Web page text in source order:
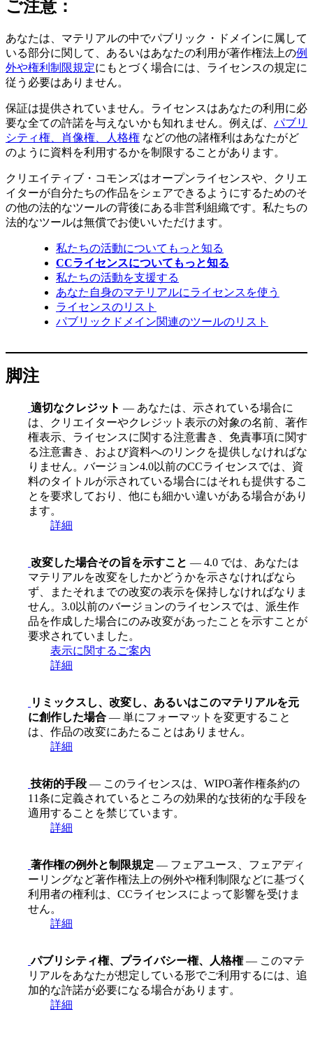
ご注意：
あなたは、マテリアルの中でパブリック・ドメインに属して
いる部分に関して、あるいはあなたの利用が著作権法上の例
外や権利制限規定にもとづく場合には、ライセンスの規定に
従う必要はありません。
保証は提供されていません。ライセンスはあなたの利用に必
要な全ての許諾を与えないかも知れません。例えば、 パブリ
シティ権、肖像権、人格権 などの他の諸権利はあなたがど
のように資料を利用するかを制限することがあります。
クリエイティブ・コモンズはオープンライセンスや、クリエ
イターが自分たちの作品をシェアできるようにするためのそ
の他の法的なツールの背後にある非営利組織です。私たちの
法的なツールは無償でお使いいただけます。
私たちの活動についてもっと知る
CCライセンスについてもっと知る
私たちの活動を支援する
あなた自身のマテリアルにライセンスを使う
ライセンスのリスト
パブリックドメイン関連のツールのリスト
脚注
適切なクレジット — あなたは、示されている場合に
は、クリエイターやクレジット表示の対象の名前、著作
権表示、ライセンスに関する注意書き、免責事項に関す
る注意書き、および資料へのリンクを提供しなければな
りません。バージョン4.0以前のCCライセンスでは、資
料のタイトルが示されている場合にはそれも提供するこ
とを要求しており、他にも細かい違いがある場合があり
ます。
詳細
改変した場合その旨を示すこと — 4.0 では、あなたは
マテリアルを改変をしたかどうかを示さなければなら
ず、またそれまでの改変の表示を保持しなければなりま
せん。3.0以前のバージョンのライセンスでは、派生作
品を作成した場合にのみ改変があったことを示すことが
要求されていました。
表示に関するご案内
詳細
リミックスし、改変し、あるいはこのマテリアルを元
に創作した場合 — 単にフォーマットを変更すること
は、作品の改変にあたることはありません。
詳細
技術的手段 — このライセンスは、WIPO著作権条約の
11条に定義されているところの効果的な技術的な手段を
適用することを禁じています。
詳細
著作権の例外と制限規定 — フェアユース、フェアディ
ーリングなど著作権法上の例外や権利制限などに基づく
利用者の権利は、CCライセンスによって影響を受けま
せん。
詳細
パブリシティ権、プライバシー権、人格権— このマテ
リアルをあなたが想定している形でご利用するには、追
加的な許諾が必要になる場合があります。
詳細